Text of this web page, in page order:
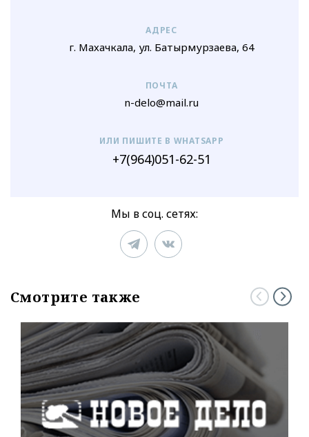
АДРЕС
г. Махачкала, ул. Батырмурзаева, 64
ПОЧТА
n-delo@mail.ru
ИЛИ ПИШИТЕ В WHATSAPP
+7(964)051-62-51
Мы в соц. сетях:
Смотрите также